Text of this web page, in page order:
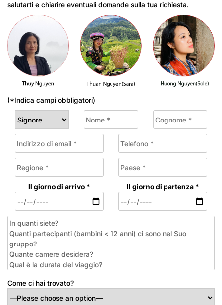
salutarti e chiarire eventuali domande sulla tua richiesta.
(*Indica campi obbligatori)
Il giorno di arrivo * Il giorno di partenza *
Come ci hai trovato?